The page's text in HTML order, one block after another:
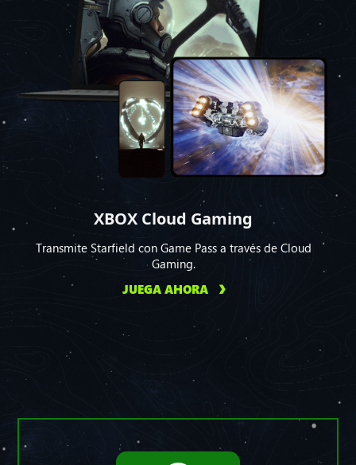
XBOX Cloud Gaming
Transmite Starfield con Game Pass a través de Cloud
Gaming.
JUEGA AHORA